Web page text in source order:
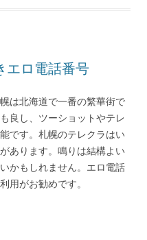
エロ電話番号
は北海道で一番の繁華街で
良し、ツーショットやテレ
です。札幌のテレクラはい
あります。鳴りは結構よい
かもしれません。エロ電話
用がお勧めです。